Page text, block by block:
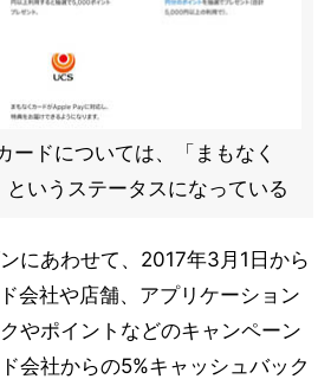
ードについては、「まもなく
いうステータスになっている
にあわせて、2017年3月1日から
会社や店舗、アプリケーション
やポイントなどのキャンペーン
会社からの5%キャッシュバック